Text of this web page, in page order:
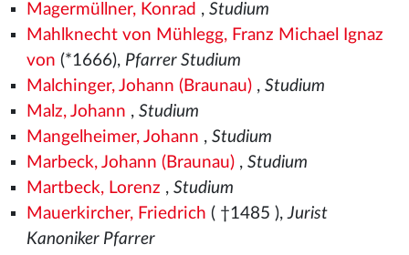
Magermüllner, Konrad , Studium
Mahlknecht von Mühlegg, Franz Michael Ignaz
von (*1666), Pfarrer Studium
Malchinger, Johann (Braunau), Studium
Malz, Johann , Studium
Mangelheimer, Johann , Studium
Marbeck, Johann (Braunau), Studium
Martbeck, Lorenz , Studium
Mauerkircher, Friedrich ( †1485 ),Jurist
Kanoniker Pfarrer